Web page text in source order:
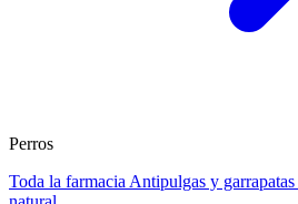
Perros
Toda la farmacia Antipulgas y garrapatas